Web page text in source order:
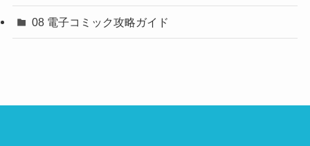
08 電子コミック攻略ガイド